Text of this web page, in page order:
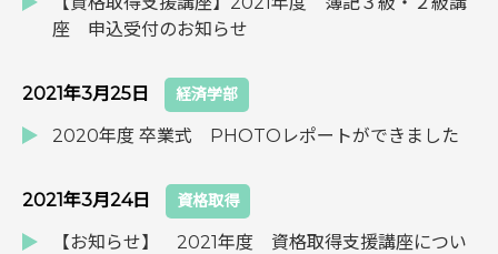
座 申込受付のお知らせ
2021年3月25日 経済学部
2020年度 卒業式 PHOTOレポートができました
2021年3月24日 資格取得
【お知らせ】 2021年度 資格取得支援講座につい